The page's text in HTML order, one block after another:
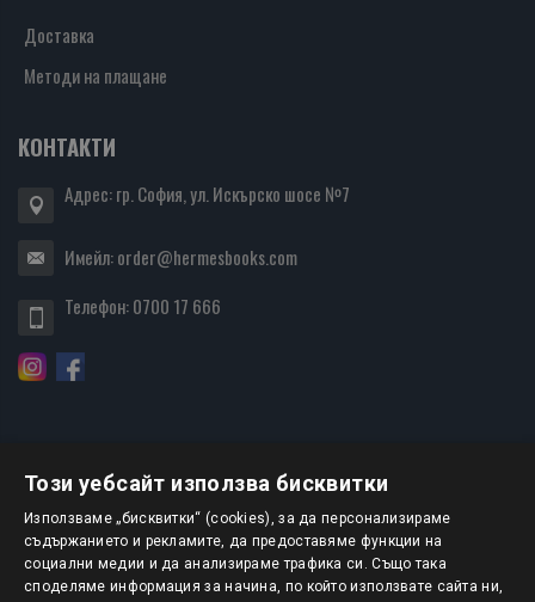
Доставка
Методи на плащане
КОНТАКТИ
Адрес: гр. София, ул. Искърско шосе №7
Имейл:order@hermesbooks.com
Телефон:0700 17 666
БЮЛЕТИН
АБОНИРАНЕ
Този уебсайт използва бисквитки
Използваме „бисквитки“ (cookies), за да персонализираме
съдържанието и рекламите, да предоставяме функции на
социални медии и да анализираме трафика си. Също така
споделяме информация за начина, по който използвате сайта ни,